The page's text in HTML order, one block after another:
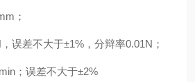
；
误差不大于±1%，分辩率0.01N；
；误差不大于±2%